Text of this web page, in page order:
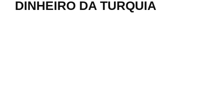
DINHEIRO DA TURQUIA